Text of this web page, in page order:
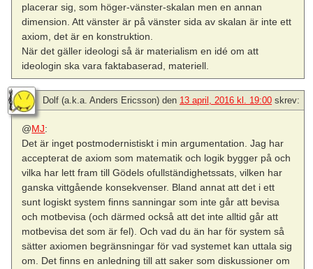
placerar sig, som höger-vänster-skalan men en annan
dimension. Att vänster är på vänster sida av skalan är inte ett
axiom, det är en konstruktion.
När det gäller ideologi så är materialism en idé om att
ideologin ska vara faktabaserad, materiell.
Dolf (a.k.a. Anders Ericsson) den 13 april, 2016 kl. 19:00 skrev:
@MJ:
Det är inget postmodernistiskt i min argumentation. Jag har
accepterat de axiom som matematik och logik bygger på och
vilka har lett fram till Gödels ofullständighetssats, vilken har
ganska vittgående konsekvenser. Bland annat att det i ett
sunt logiskt system finns sanningar som inte går att bevisa
och motbevisa (och därmed också att det inte alltid går att
motbevisa det som är fel). Och vad du än har för system så
sätter axiomen begränsningar för vad systemet kan uttala sig
om. Det finns en anledning till att saker som diskussioner om